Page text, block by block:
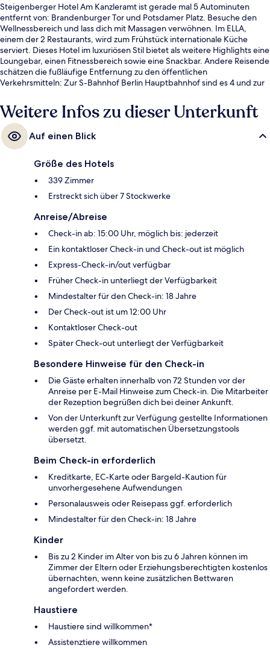
Steigenberger Hotel Am Kanzleramt ist gerade mal 5 Autominuten
entfernt von: Brandenburger Tor und Potsdamer Platz. Besuche den
Wellnessbereich und lass dich mit Massagen verwöhnen. Im ELLA,
einem der 2 Restaurants, wird zum Frühstück internationale Küche
serviert. Dieses Hotel im luxuriösen Stil bietet als weitere Highlights eine
Loungebar, einen Fitnessbereich sowie eine Snackbar. Andere Reisende
schätzen die fußläufige Entfernung zu den öffentlichen
Verkehrsmitteln: Zur S-Bahnhof Berlin Hauptbahnhof sind es 4 und zur
Weitere Infos zu dieser Unterkunft
Auf einen Blick
Größe des Hotels
339 Zimmer
Erstreckt sich über 7 Stockwerke
Anreise/Abreise
Check-in ab: 15:00 Uhr, möglich bis: jederzeit
Ein kontaktloser Check-in und Check-out ist möglich
Express-Check-in/out verfügbar
Früher Check-in unterliegt der Verfügbarkeit
Mindestalter für den Check-in: 18 Jahre
Der Check-out ist um 12:00 Uhr
Kontaktloser Check-out
Später Check-out unterliegt der Verfügbarkeit
Besondere Hinweise für den Check-in
Die Gäste erhalten innerhalb von 72 Stunden vor der
Anreise per E-Mail Hinweise zum Check-in. Die Mitarbeiter
der Rezeption begrüßen dich bei deiner Ankunft.
Von der Unterkunft zur Verfügung gestellte Informationen
werden ggf. mit automatischen Übersetzungstools
übersetzt.
Beim Check-in erforderlich
Kreditkarte, EC-Karte oder Bargeld-Kaution für
unvorhergesehene Aufwendungen
Personalausweis oder Reisepass ggf. erforderlich
Mindestalter für den Check-in: 18 Jahre
Kinder
Bis zu 2 Kinder im Alter von bis zu 6 Jahren können im
Zimmer der Eltern oder Erziehungsberechtigten kostenlos
übernachten, wenn keine zusätzlichen Bettwaren
angefordert werden.
Haustiere
Haustiere sind willkommen*
Assistenztiere willkommen